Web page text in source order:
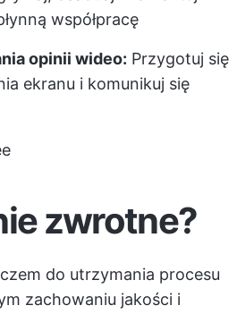
współpracę
opinii wideo: Przygotuj się
ekranu i komunikuj się
zwrotne?
do utrzymania procesu
zachowaniu jakości i